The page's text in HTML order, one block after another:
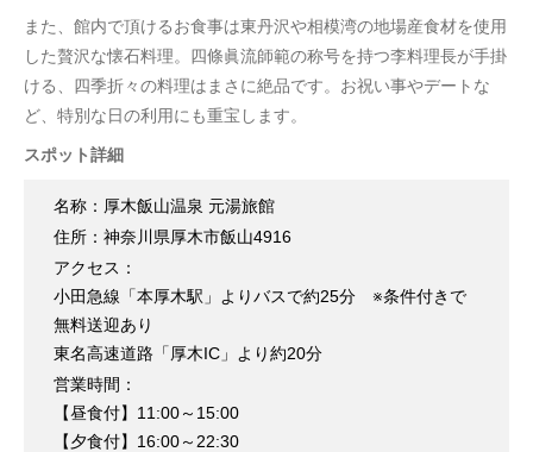
また、館内で頂けるお食事は東丹沢や相模湾の地場産食材を使用
した贅沢な懐石料理。四條眞流師範の称号を持つ李料理長が手掛
ける、四季折々の料理はまさに絶品です。お祝い事やデートな
ど、特別な日の利用にも重宝します。
スポット詳細
名称：厚木飯山温泉 元湯旅館
住所：神奈川県厚木市飯山4916
アクセス：
小田急線「本厚木駅」よりバスで約25分 ※条件付きで
無料送迎あり
東名高速道路「厚木IC」より約20分
営業時間：
【昼食付】11:00～15:00
【夕食付】16:00～22:30